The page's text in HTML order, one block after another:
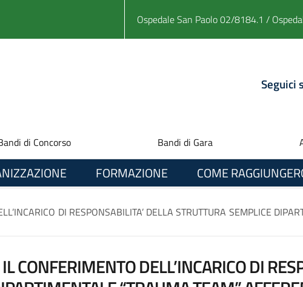
Ospedale San Paolo 02/8184.1 /
Seguici
di Concorso Bandi di Gara
FORMAZIONE COME
DI RESPONSABILITA’ DELLA STRUTTURA SEMPLICE
CONFERIMENTO DELL’INCARICO DI